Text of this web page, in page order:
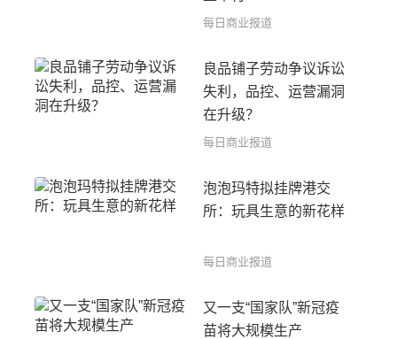
每日商业报道
良品铺子劳动争议诉讼
失利，品控、运营漏洞
在升级？
每日商业报道
泡泡玛特拟挂牌港交
所：玩具生意的新花样
每日商业报道
又一支“国家队”新冠疫
苗将大规模生产